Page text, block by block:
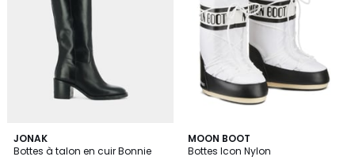
JONAK
Bottes à talon en cuir Bonnie
2,8
/ 5
MOON BOOT
Bottes Icon Nylon
5
/
4
Couleurs